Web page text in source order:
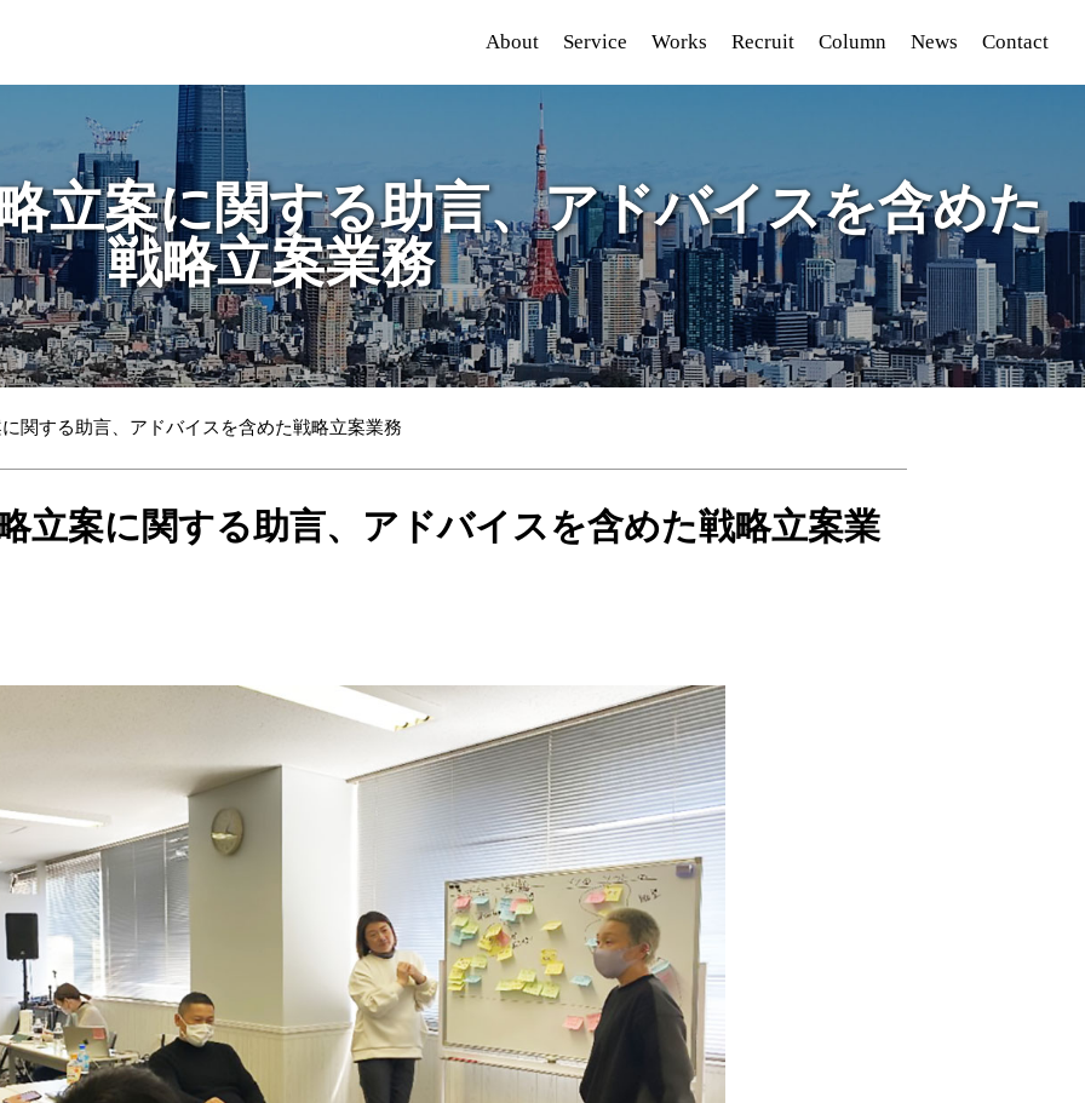
About Service Works Recruit Column News Contact
立案に関する助言、アドバイスを含めた
戦略立案業務
関する助言、アドバイスを含めた戦略立案業務
立案に関する助言、アドバイスを含めた戦略立案業